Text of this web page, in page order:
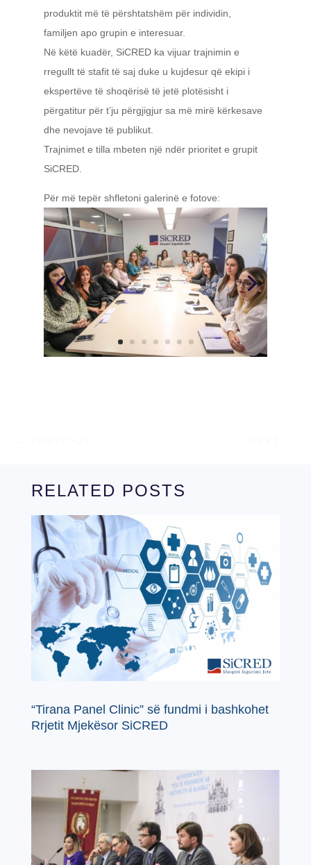
produktit më të përshtatshëm për individin,
familjen apo grupin e interesuar.
Në këtë kuadër, SiCRED ka vijuar trajnimin e
rregullt të stafit të saj duke u kujdesur që ekipi i
ekspertëve të shoqërisë të jetë plotësisht i
përgatitur për t’ju përgjigjur sa më mirë kërkesave
dhe nevojave të publikut.
Trajnimet e tilla mbeten një ndër prioritet e grupit
SiCRED.
Për më tepër shfletoni galerinë e fotove:
RELATED POSTS
“Tirana Panel Clinic” së fundmi i bashkohet
Rrjetit Mjekësor SiCRED